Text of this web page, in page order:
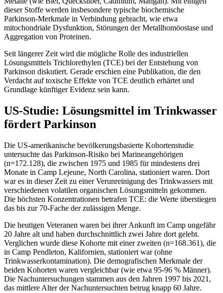
dieser Stoffe werden insbesondere typische biochemische
Parkinson-Merkmale in Verbindung gebracht, wie etwa
mitochondriale Dysfunktion, Störungen der Metallhomöostase und
Aggregation von Proteinen.
Seit längerer Zeit wird die mögliche Rolle des industriellen
Lösungsmittels Trichlorethylen (TCE) bei der Entstehung von
Parkinson diskutiert. Gerade erschien eine Publikation, die den
Verdacht auf toxische Effekte von TCE deutlich erhärtet und
Grundlage künftiger Evidenz sein kann.
US-Studie: Lösungsmittel im Trinkwasser
fördert Parkinson
Die US-amerikanische bevölkerungsbasierte Kohortenstudie
untersuchte das Parkinson-Risiko bei Marineangehörigen
(n=172.128), die zwischen 1975 und 1985 für mindestens drei
Monate in Camp Lejeune, North Carolina, stationiert waren. Dort
war es in dieser Zeit zu einer Verunreinigung des Trinkwassers mit
verschiedenen volatilen organischen Lösungsmitteln gekommen.
Die höchsten Konzentrationen betrafen TCE: die Werte überstiegen
das bis zur 70-Fache der zulässigen Menge.
Die heutigen Veteranen waren bei ihrer Ankunft im Camp ungefähr
20 Jahre alt und haben durchschnittlich zwei Jahre dort gelebt.
Verglichen wurde diese Kohorte mit einer zweiten (n=168.361), die
in Camp Pendleton, Kalifornien, stationiert war (ohne
Trinkwasserkontamination). Die demografischen Merkmale der
beiden Kohorten waren vergleichbar (wie etwa 95-96 % Männer).
Die Nachuntersuchungen stammen aus den Jahren 1997 bis 2021,
das mittlere Alter der Nachuntersuchten betrug knapp 60 Jahre.